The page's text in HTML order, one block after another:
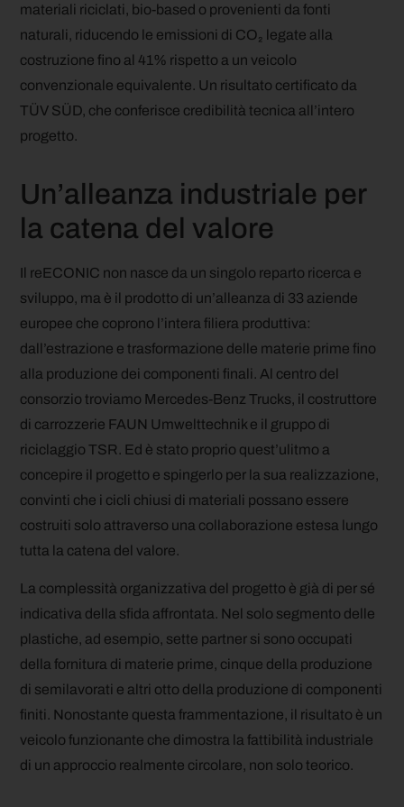
materiali riciclati, bio-based o provenienti da fonti
naturali, riducendo le emissioni di CO₂ legate alla
costruzione fino al 41% rispetto a un veicolo
convenzionale equivalente. Un risultato certificato da
TÜV SÜD, che conferisce credibilità tecnica all’intero
progetto.
Un’alleanza industriale per
la catena del valore
Il reECONIC non nasce da un singolo reparto ricerca e
sviluppo, ma è il prodotto di un’alleanza di 33 aziende
europee che coprono l’intera filiera produttiva:
dall’estrazione e trasformazione delle materie prime fino
alla produzione dei componenti finali. Al centro del
consorzio troviamo Mercedes-Benz Trucks, il costruttore
di carrozzerie FAUN Umwelttechnik e il gruppo di
riciclaggio TSR. Ed è stato proprio quest’ulitmo a
concepire il progetto e spingerlo per la sua realizzazione,
convinti che i cicli chiusi di materiali possano essere
costruiti solo attraverso una collaborazione estesa lungo
tutta la catena del valore.
La complessità organizzativa del progetto è già di per sé
indicativa della sfida affrontata. Nel solo segmento delle
plastiche, ad esempio, sette partner si sono occupati
della fornitura di materie prime, cinque della produzione
di semilavorati e altri otto della produzione di componenti
finiti. Nonostante questa frammentazione, il risultato è un
veicolo funzionante che dimostra la fattibilità industriale
di un approccio realmente circolare, non solo teorico.